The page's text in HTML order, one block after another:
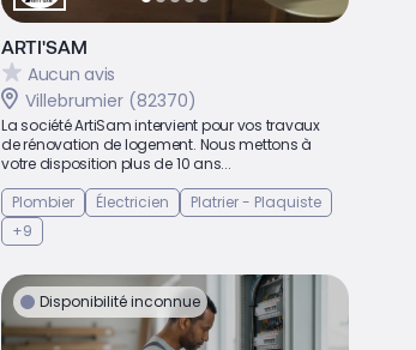
ARTI'SAM
Aucun avis
Villebrumier (82370)
La société ArtiSam intervient pour vos travaux
de rénovation de logement. Nous mettons à
votre disposition plus de 10 ans...
Plombier
Électricien
Platrier - Plaquiste
+9
Disponibilité inconnue